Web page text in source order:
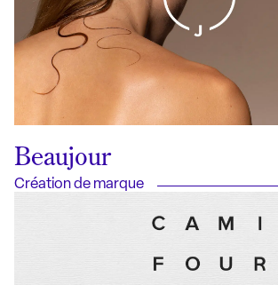
Beaujour
Création de marque